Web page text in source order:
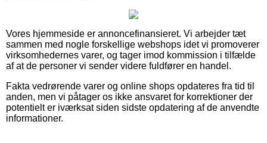
Vores hjemmeside er annoncefinansieret. Vi arbejder tæt
sammen med nogle forskellige webshops idet vi promoverer
virksomhedernes varer, og tager imod kommission i tilfælde
af at de personer vi sender videre fuldfører en handel.
Fakta vedrørende varer og online shops opdateres fra tid til
anden, men vi påtager os ikke ansvaret for korrektioner der
potentielt er iværksat siden sidste opdatering af de anvendte
informationer.